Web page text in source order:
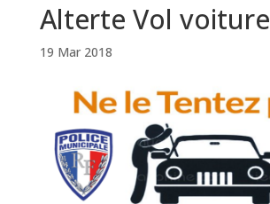
Alterte Vol voiture
19 Mar 2018